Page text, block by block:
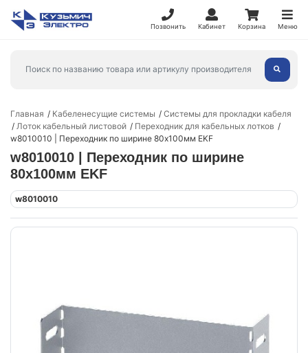
Позвонить Кабинет Корзина Меню
Главная Кабеленесущие системы
Системы для прокладки кабеля
Лоток кабельный листовой
Переходник для кабельных лотков
w8010010 | Переходник по ширине 80х100мм EKF
w8010010 | Переходник по ширине
80х100мм EKF
w8010010